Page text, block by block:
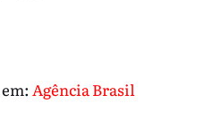
Agência Brasil